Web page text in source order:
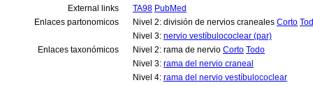
External links
TA98 PubMed
Enlaces partonomicos
Nivel 2: división de nervios craneales Corto
Nivel 3: nervio vestíbulococlear (par)
Enlaces taxonómicos
Nivel 2: rama de nervio Corto Todo
Nivel 3: rama del nervio craneal
Nivel 4: rama del nervio vestíbulococlear